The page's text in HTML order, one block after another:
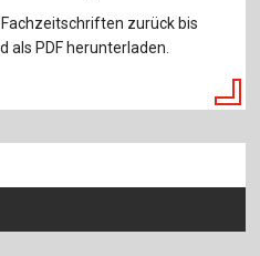
zurück bis
als PDF herunterladen.